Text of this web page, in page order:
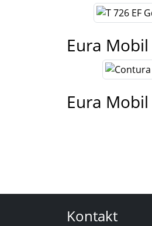
Eura Mobil
Eura Mobil
Kontakt